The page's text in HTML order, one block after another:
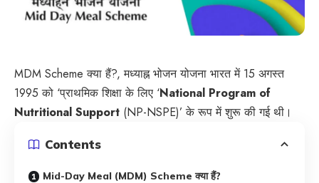
MDM Scheme क्या हैं?, मध्याह्न भोजन योजना भारत में 15 अगस्त
1995 को ‘प्राथमिक शिक्षा के लिए ‘National Program of
Nutritional Support (NP-NSPE)’ के रूप में शुरू की गई थी।
Contents
Mid-Day Meal (MDM) Scheme क्या हैं?